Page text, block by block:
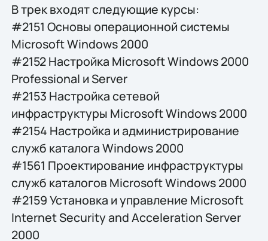
В трек входят следующие курсы:
#2151 Основы операционной системы
Microsoft Windows 2000
#2152 Настройка Microsoft Windows 2000
Professional и Server
#2153 Настройка сетевой
инфраструктуры Microsoft Windows 2000
#2154 Настройка и администрирование
служб каталога Windows 2000
#1561 Проектирование инфраструктуры
служб каталогов Microsoft Windows 2000
#2159 Установка и управление Microsoft
Internet Security and Acceleration Server
2000